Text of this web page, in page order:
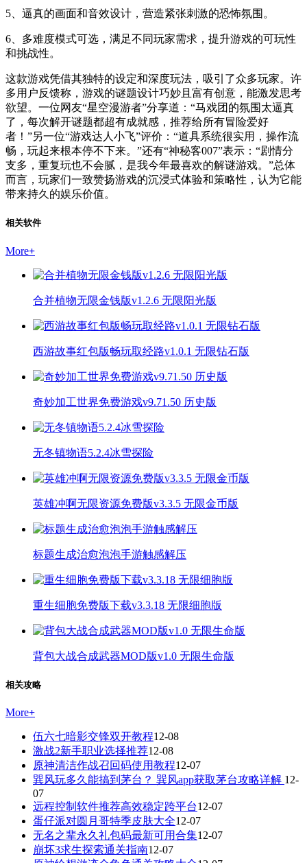
5、逼真的画面和音效设计，营造紧张刺激的恐怖氛围。
6、多难度模式可选，满足不同玩家需求，提升游戏的可玩性
和挑战性。
这款游戏凭借其独特的设定和深度玩法，吸引了众多玩家。许
多用户反馈称，游戏的谜题设计巧妙且富有创意，能激发思考
欲望。一位网友“星空漫游者”分享道：“马戏团的氛围太逼真
了，每次解开谜题都超有成就感，推荐给所有冒险爱好
者！”另一位“游戏达人小飞”评价：“道具系统很实用，操作流
畅，玩起来根本停不下来。”还有“神秘客007”表示：“剧情分
支多，重复玩也不会腻，是我今年最喜欢的解谜游戏。”总体
而言，玩家们一致赞扬游戏的沉浸式体验和策略性，认为它能
带来持久的娱乐价值。
相关软件
More+
合并植物无限金钱版v1.2.6 无限阳光版
西游故事红包版畅玩取经路v1.0.1 无限钻石版
奇妙加工世界免费游戏v9.71.50 历史版
无冬镇物语5.2.4冰雪探险
英雄冲啊无限资源免费版v3.3.5 无限金币版
标题生成治愈泡泡手游触感解压
重生细胞免费版下载v3.3.18 无限细胞版
背包大战合成武器MOD版v1.0 无限生命版
相关攻略
More+
伍六七暗影交锋双开教程12-08
激战2新手职业选择推荐12-08
原神清洁作战召回码使用教程12-07
巽风玩多久能搞到茅台？ 巽风app获取茅台攻略详解 12-
07
远程控制软件推荐高效稳定跨平台12-07
蛋仔派对圆月哥特季皮肤大全12-07
无名之辈永久礼包码最新可用合集12-07
崩坏3求生探索通关指南12-07